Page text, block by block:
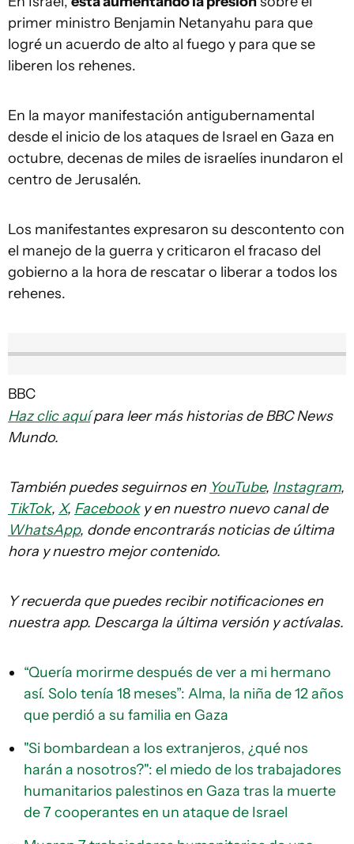
primer ministro Benjamin Netanyahu para que
logré un acuerdo de alto al fuego y para que se
liberen los rehenes.
En la mayor manifestación antigubernamental
desde el inicio de los ataques de Israel en Gaza en
octubre, decenas de miles de israelíes inundaron el
centro de Jerusalén.
Los manifestantes expresaron su descontento con
el manejo de la guerra y criticaron el fracaso del
gobierno a la hora de rescatar o liberar a todos los
rehenes.
BBC
Haz clic aquípara leer más historias de BBC News
Mundo.
También puedes seguirnos en YouTube, Instagram,
TikTok, X, Facebooky en nuestro nuevo canal de
WhatsApp, donde encontrarás noticias de última
hora y nuestro mejor contenido.
Y recuerda que puedes recibir notificaciones en
nuestra app. Descarga la última versión y actívalas.
“Quería morirme después de ver a mi hermano
así. Solo tenía 18 meses”: Alma, la niña de 12 años
que perdió a su familia en Gaza
"Si bombardean a los extranjeros, ¿qué nos
harán a nosotros?": el miedo de los trabajadores
humanitarios palestinos en Gaza tras la muerte
de 7 cooperantes en un ataque de Israel